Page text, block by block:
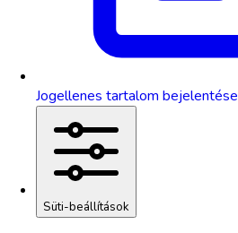
Jogellenes tartalom bejelentése
Süti-beállítások